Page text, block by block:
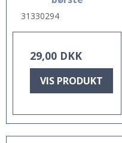
31330294
29,00 DKK
VIS PRODUKT